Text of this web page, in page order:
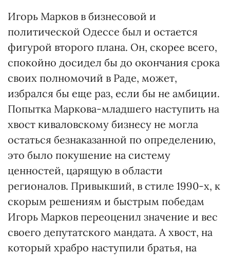
Игорь Марков в бизнесовой и
политической Одессе был и остается
фигурой второго плана. Он, скорее всего,
спокойно досидел бы до окончания срока
своих полномочий в Раде, может,
избрался бы еще раз, если бы не амбиции.
Попытка Маркова-младшего наступить на
хвост киваловскому бизнесу не могла
остаться безнаказанной по определению,
это было покушение на систему
ценностей, царящую в области
регионалов. Привыкший, в стиле 1990-х, к
скорым решениям и быстрым победам
Игорь Марков переоценил значение и вес
своего депутатского мандата. А хвост, на
который храбро наступили братья, на